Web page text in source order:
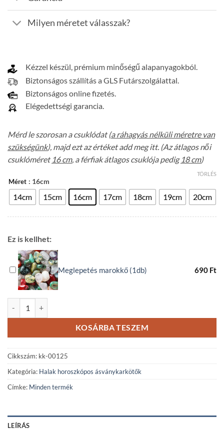
Milyen méretet válasszak?
Kézzel készül, prémium minőségű alapanyagokból.
Biztonságos szállítás a GLS Futárszolgálattal.
Biztonságos online fizetés.
Elégedettségi garancia.
Mérd le szorosan a csuklódat (a ráhagyás nélküli méretre van
szükségünk), majd ezt az értéket add meg itt. (Az átlagos női
csuklóméret 16 cm, a férfiak átlagos csuklója pedig 18 cm)
Méret : 16cm
14cm 15cm 16cm 17cm 18cm 19cm 20cm
TÖRLÉS
Ez is kellhet:
Meglepetés marokkő (1db) 690 Ft
KOSÁRBA TESZEM
Cikkszám: kk-00125
Kategória: Halak horoszkópos ásványkarkötők
Címke: Minden termék
LEÍRÁS